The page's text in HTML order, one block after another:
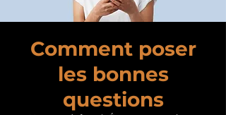
Comment poser
les bonnes
questions